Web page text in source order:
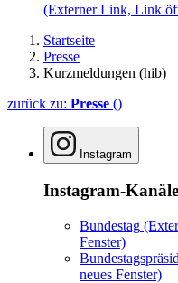
(Externer Link, Link
Startseite
Presse
Kurzmeldungen (hib)
zurück zu: Presse ()
Instagram
Instagram-Kanäle
Bundestag
Fenster)
neues Fenster)